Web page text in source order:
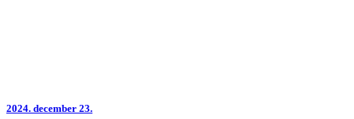
2024. december 23.